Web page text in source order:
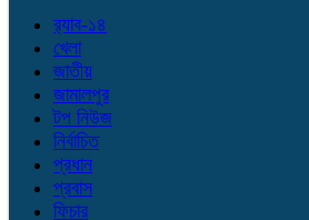
র‌্যাব-১৪
খেলা
জাতীয়
জামালপুর
টপ নিউজ
নির্বাচিত
প্রধান
প্রবাস
ফিচার